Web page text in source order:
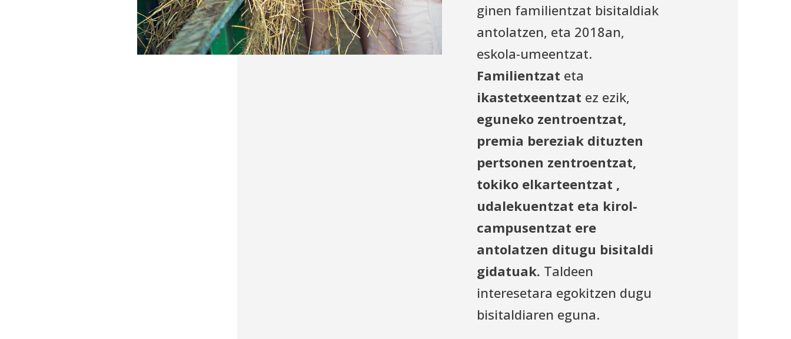
ginen familientzat bisitaldiak
antolatzen, eta 2018an,
eskola-umeentzat.
Familientzat eta
ikastetxeentzat ez ezik,
eguneko zentroentzat,
premia bereziak dituzten
pertsonen zentroentzat,
tokiko elkarteentzat ,
udalekuentzat eta kirol-
campusentzat ere
antolatzen ditugu bisitaldi
gidatuak. Taldeen
interesetara egokitzen dugu
bisitaldiaren eguna.